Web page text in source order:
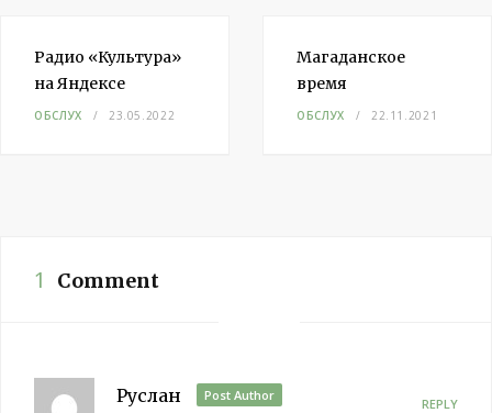
Радио «Культура»
на Яндексе
ОБСЛУХ 23.05.2022
Магаданское
время
ОБСЛУХ 22.11.2021
1 Comment
Руслан
Post Author
REPLY